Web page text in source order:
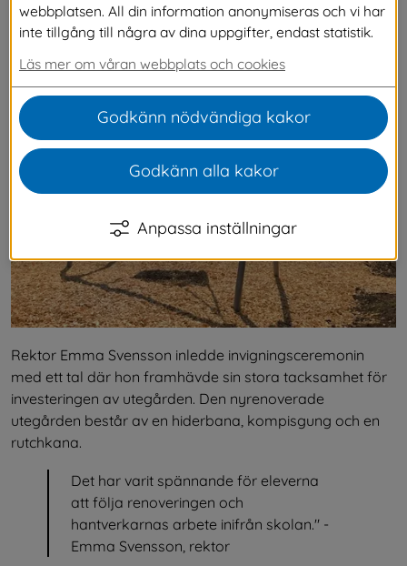
Onsdagen den 24 maj deltog elever och
personal på grundsärskolan vid invigningen av
Rektor Emma Svensson inledde invigningsceremonin
med ett tal där hon framhävde sin stora tacksamhet för
investeringen av utegården. Den nyrenoverade
utegården består av en hiderbana, kompisgung och en
rutchkana.
Det har varit spännande för eleverna
att följa renoveringen och
hantverkarnas arbete inifrån skolan." -
Emma Svensson, rektor
webbplatsen. All din information anonymiseras och vi har
inte tillgång till några av dina uppgifter, endast statistik.
Läs mer om våran webbplats och cookies
Godkänn nödvändiga kakor
Godkänn alla kakor
Anpassa inställningar